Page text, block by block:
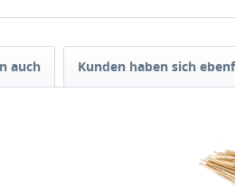
auch Kunden haben sich